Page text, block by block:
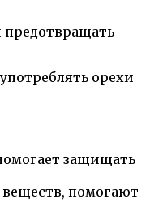
предотвращать
орехи
защищать
помогают